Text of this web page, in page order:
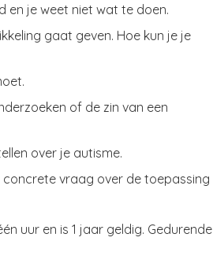
en je weet niet wat te doen.
gaat geven. Hoe kun je je
of de zin van een
over je autisme.
concrete vraag over de toepassing
uur en is 1 jaar geldig. Gedurende